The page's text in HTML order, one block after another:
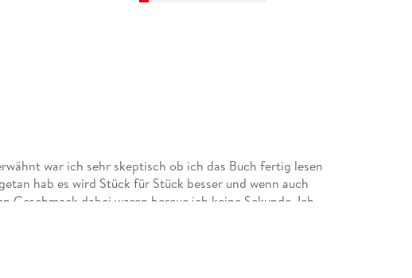
war ich sehr skeptisch ob ich das Buch fertig lesen
hab es wird Stück für Stück besser und wenn auch
Geschmack dabei waren bereue ich keine Sekunde. Ich